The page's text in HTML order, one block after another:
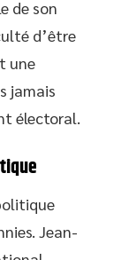
de son
d’être
une
jamais
électoral.
Jean-